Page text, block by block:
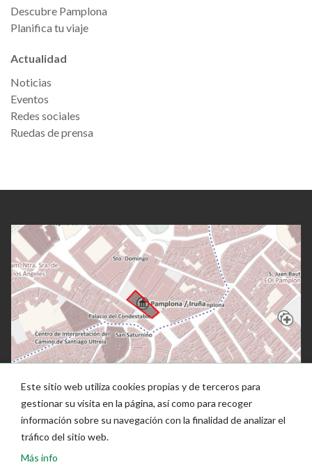
Descubre Pamplona
Planifica tu viaje
Actualidad
Noticias
Eventos
Redes sociales
Ruedas de prensa
Este sitio web utiliza cookies propias y de terceros para
gestionar su visita en la página, así como para recoger
información sobre su navegación con la finalidad de analizar el
tráfico del sitio web.
Más info